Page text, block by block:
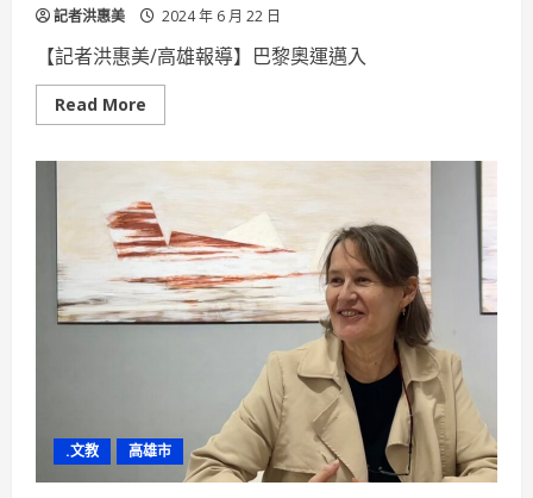
記者洪惠美 2024 年 6 月 22 日
【記者洪惠美/高雄報導】巴黎奧運邁入
Read More
more
戴
前
進
奧
運
粉
絲
擠
賽
.文教 高雄市